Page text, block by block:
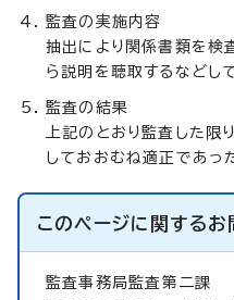
監査の実施内容
抽出により関係書類を検
ら説明を聴取するなどし
監査の結果
上記のとおり監査した限
しておおむね適正であった
このページに関するお
監査事務局監査第二課